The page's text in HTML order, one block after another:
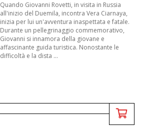
Quando Giovanni Rovetti, in visita in Russia
all'inizio del Duemila, incontra Vera Ciarnaya,
inizia per lui un'avventura inaspettata e fatale.
Durante un pellegrinaggio commemorativo,
Giovanni si innamora della giovane e
affascinante guida turistica. Nonostante le
difficoltà e la dista ...